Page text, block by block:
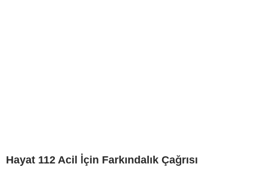
Hayat 112 Acil İçin Farkındalık Çağrısı